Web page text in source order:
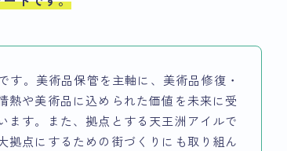
す。美術品保管を主軸に、美術品修復・
や美術品に込められた価値を未来に受
ます。また、拠点とする天王洲アイルで
拠点にするための街づくりにも取り組ん